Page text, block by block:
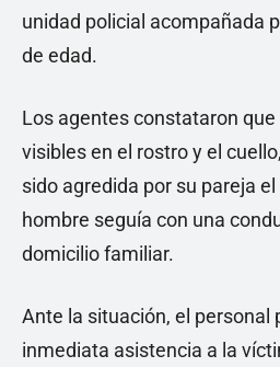
unidad policial acompañada
de edad.
Los agentes constataron
visibles en el rostro y el
sido agredida por su pareja
hombre seguía con una
domicilio familiar.
Ante la situación, el personal
inmediata asistencia a la